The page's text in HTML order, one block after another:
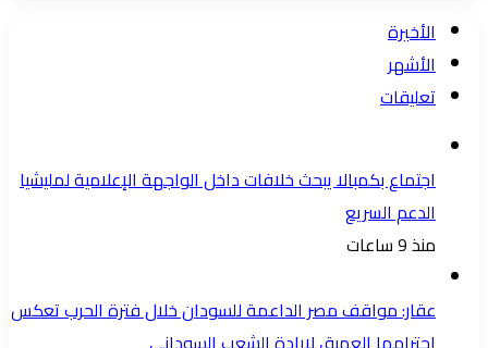
الأخيرة
الأشهر
تعليقات
اجتماع بكمبالا يبحث خلافات داخل الواجهة الإعلامية لمليشيا
الدعم السريع
منذ 9 ساعات
عقار: مواقف مصر الداعمة للسودان خلال فترة الحرب تعكس